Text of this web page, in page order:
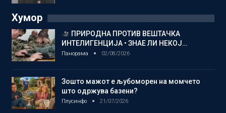
Хумор
ПРИРОДНА ПРОТИВ ВЕШТАЧКА
ИНТЕЛИГЕНЦИЈА • ЗНАЕ ЛИ НЕКОЈ…
Панорама 02/08/2026
Зошто мажот е љубоморен на момчето
што одржува базени?
Плусинфо 21/07/2026